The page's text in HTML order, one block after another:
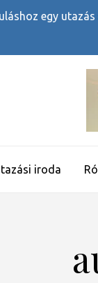
egy utazás
iroda